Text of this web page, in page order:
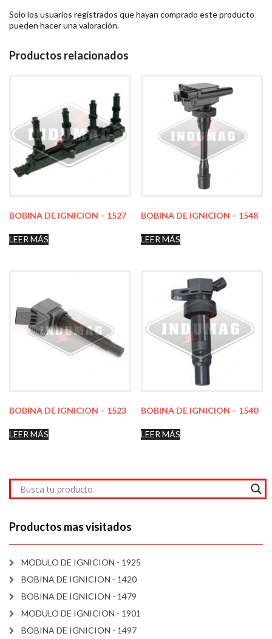
Solo los usuarios registrados que hayan comprado este producto
pueden hacer una valoración.
Productos relacionados
BOBINA DE IGNICION – 1527
LEER MÁS
BOBINA DE IGNICION – 1548
LEER MÁS
BOBINA DE IGNICION – 1523
LEER MÁS
BOBINA DE IGNICION – 1540
LEER MÁS
Productos mas visitados
MODULO DE IGNICION - 1925
BOBINA DE IGNICION - 1420
BOBINA DE IGNICION - 1479
MODULO DE IGNICION - 1901
BOBINA DE IGNICION - 1497